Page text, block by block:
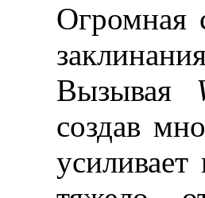
Огромная
Вызывая
создав